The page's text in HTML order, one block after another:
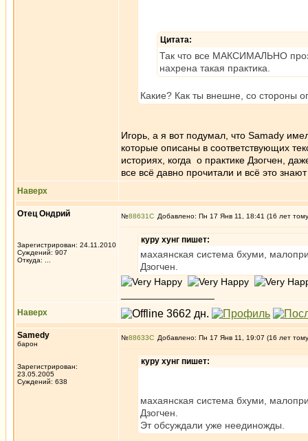
Цитата:
Так что все МАКСИМАЛЬНО
нахрена такая практика.
Какие? Как ты внешне, со стороны
Игорь, а я вот подумал, что Samady
которые описаны в соответствующих
историях, когда о практике Дзогчен,
все всё давно прочитали и всё это
Наверх
Отец Ондрий
Зарегистрирован: 24.11.2010
Суждений: 907
Откуда: ...
№88631 Добавлено: Пн 17 Янв 11, 18:41 (16 лет
куру хунг пишет:
махаянская система бхуми,
Дзогчен.
Наверх
Samedy
барон
Зарегистрирован:
23.05.2005
Суждений: 638
№88633 Добавлено: Пн 17 Янв 11, 19:07 (16 лет
куру хунг пишет:
махаянская система бхуми,
Дзогчен.
Эт обсуждали уже неединожды.